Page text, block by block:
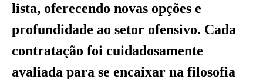
lista, oferecendo novas opções e
profundidade ao setor ofensivo. Cada
contratação foi cuidadosamente
avaliada para se encaixar na filosofia